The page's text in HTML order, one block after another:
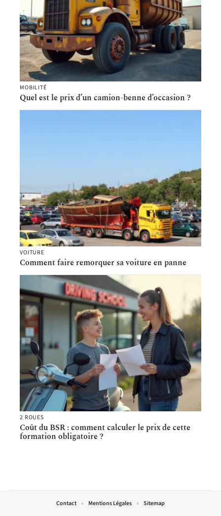
MOBILITÉ
Quel est le prix d’un camion-benne d’occasion ?
VOITURE
Comment faire remorquer sa voiture en panne
2 ROUES
Coût du BSR : comment calculer le prix de cette
formation obligatoire ?
Contact Mentions Légales Sitemap